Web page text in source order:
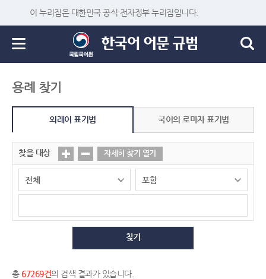
이 누리집은 대한민국 공식 전자정부 누리집입니다.
용례 찾기
외래어 표기법 국어의 로마자 표기법
찾을 대상 자세히 찾기 열기
찾기
총 67269건의 검색 결과가 있습니다.